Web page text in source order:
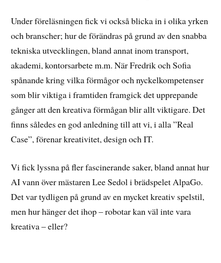
Under föreläsningen fick vi också blicka in i olika yrken
och branscher; hur de förändras på grund av den snabba
tekniska utvecklingen, bland annat inom transport,
akademi, kontorsarbete m.m. När Fredrik och Sofia
spånande kring vilka förmågor och nyckelkompetenser
som blir viktiga i framtiden framgick det upprepande
gånger att den kreativa förmågan blir allt viktigare. Det
finns således en god anledning till att vi, i alla ”Real
Case”, förenar kreativitet, design och IT.
Vi fick lyssna på fler fascinerande saker, bland annat hur
AI vann över mästaren Lee Sedol i brädspelet AlpaGo.
Det var tydligen på grund av en mycket kreativ spelstil,
men hur hänger det ihop – robotar kan väl inte vara
kreativa – eller?